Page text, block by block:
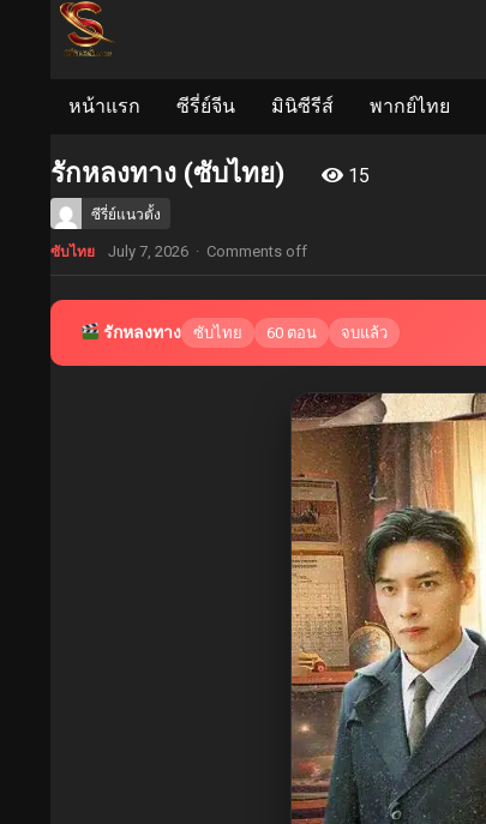
หน้าแรก ซีรี่ย์จีน มินิซีรีส์ พากย์ไทย
รักหลงทาง (ซับไทย) 15
ซีรี่ย์แนวตั้ง
ซับไทย July 7, 2026 · Comments off
รักหลงทาง ซับไทย 60 ตอน จบแล้ว